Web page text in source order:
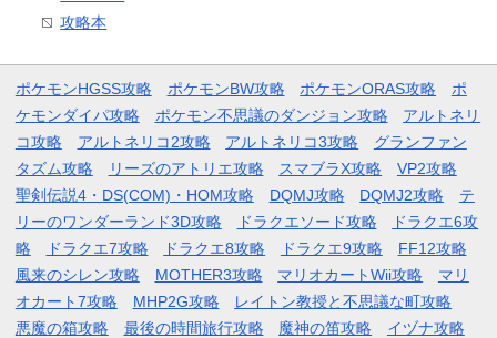
攻略本
ポケモンHGSS攻略 ポケモンBW攻略 ポケモンORAS攻略
ポ
ケモンダイパ攻略
ポケモン不思議のダンジョン攻略
アルトネリ
コ攻略
アルトネリコ2攻略 アルトネリコ3攻略
グランファン
タズム攻略
リーズのアトリエ攻略 スマブラX攻略
VP2攻略
聖剣伝説4・DS(COM)・HOM攻略
DQMJ攻略 DQMJ2攻略
テ
リーのワンダーランド3D攻略
ドラクエソード攻略
ドラクエ6攻
略
ドラクエ7攻略 ドラクエ8攻略 ドラクエ9攻略
FF12攻略
風来のシレン攻略
MOTHER3攻略 マリオカートWii攻略
マリ
オカート7攻略
MHP2G攻略
レイトン教授と不思議な町攻略
悪魔の箱攻略
最後の時間旅行攻略 魔神の笛攻略 イヅナ攻略